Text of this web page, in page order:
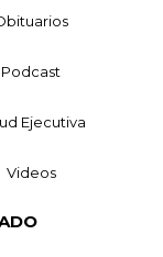
Podcast
Ejecutiva
Videos